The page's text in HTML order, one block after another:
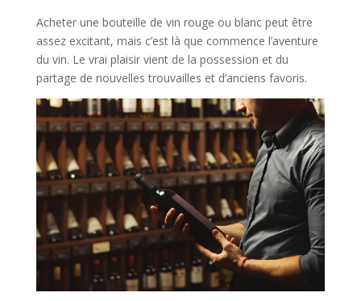
Acheter une bouteille de vin rouge ou blanc peut être
assez excitant, mais c’est là que commence l’aventure
du vin. Le vrai plaisir vient de la possession et du
partage de nouvelles trouvailles et d’anciens favoris.